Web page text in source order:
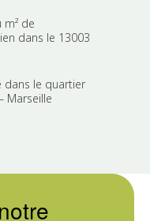
m² de
dans le 13003
dans le quartier
Marseille